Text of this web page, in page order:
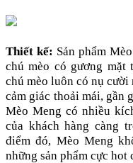
Thiết kế: Sản phẩm
chú mèo có gương mặt
chú mèo luôn có nụ
cảm giác thoải mái, gần
Mèo Meng có nhiều
của khách hàng càng
điểm đó, Mèo Meng
những sản phẩm cực hot